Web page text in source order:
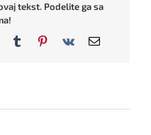
tekst. Podelite ga sa
TumblrPinterest
Vk Email